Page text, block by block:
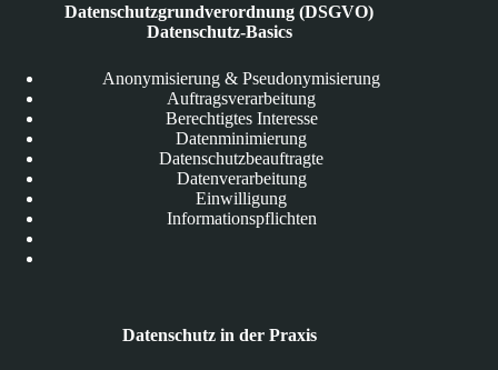
Datenschutzgrundverordnung (DSGVO)
Datenschutz-Basics
Anonymisierung & Pseudonymisierung
Auftragsverarbeitung
Berechtigtes Interesse
Datenminimierung
Datenschutzbeauftragte
Datenverarbeitung
Einwilligung
Informationspflichten
Datenschutz in der Praxis